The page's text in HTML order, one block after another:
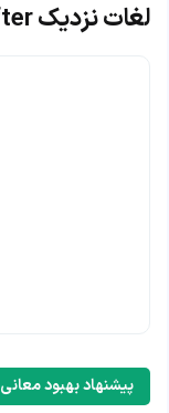
لغات نزدیک lifter
پیشنهاد بهبود معانی